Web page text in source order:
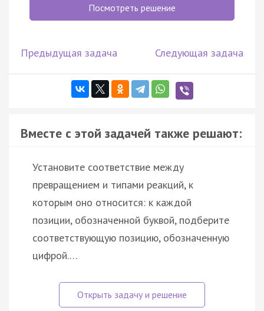
Посмотреть решение
Предыдущая задача Следующая задача
Вместе с этой задачей также решают:
Установите соответствие между
превращением и типами реакций, к
которым оно относится: к каждой
позиции, обозначенной буквой, подберите
соответствующую позицию, обозначенную
цифрой.…